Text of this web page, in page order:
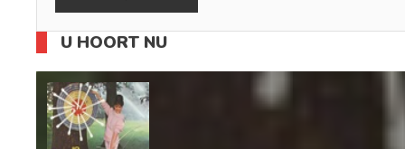
U HOORT NU